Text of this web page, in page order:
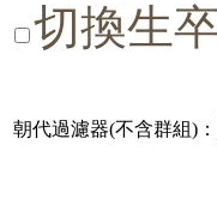
切換生
朝代過濾器(不含群組)：